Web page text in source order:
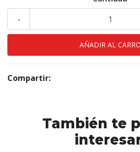
-
Compartir:
También te